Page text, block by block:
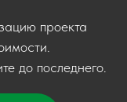
проекта
до последнего.